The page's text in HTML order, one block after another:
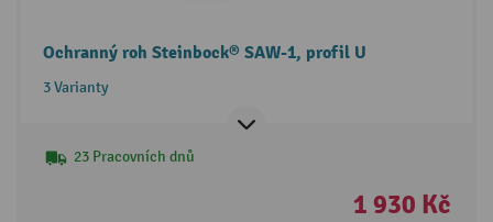
Ochranný roh Steinbock® SAW-1, profil U
3 Varianty
23 Pracovních dnů
1 930 Kč